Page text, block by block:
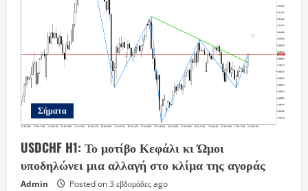
Σήματα
USDCHF H1: Το μοτίβο Κεφάλι κι Ώμοι
υποδηλώνει μια αλλαγή στο κλίμα της αγοράς
Admin Posted on 3 εβδομάδες ago